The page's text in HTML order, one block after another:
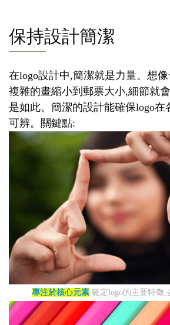
保持設計簡潔
在logo設計中,簡潔就是力量。想
複雜的畫縮小到郵票大小,細節就
是如此。簡潔的設計能確保logo在
可辨。關鍵點:
專注於核心元素確定logo的主要特徵,